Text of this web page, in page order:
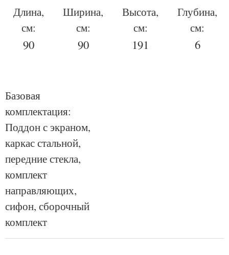
Длина,
см:
90
Ширина,
см:
90
Высота,
см:
191
Глубина,
см:
6
Базовая
комплектация:
Поддон с экраном,
каркас стальной,
передние стекла,
комплект
направляющих,
сифон, сборочный
комплект